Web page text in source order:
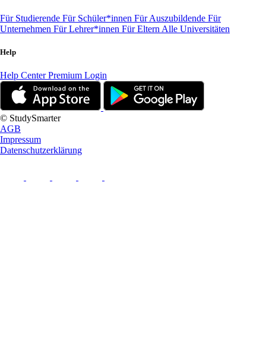
Für Studierende Für Schüler*innen Für Auszubildende Für
Unternehmen Für Lehrer*innen Für Eltern Alle Universitäten
Help
Help CenterPremium Login
© StudySmarter
AGB
Impressum
Datenschutzerklärung